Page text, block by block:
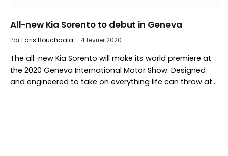
All-new Kia Sorento to debut in Geneva
ParFaris Bouchaala 4 février 2020
The all-new Kia Sorento will make its world premiere at
the 2020 Geneva International Motor Show. Designed
and engineered to take on everything life can throw at…